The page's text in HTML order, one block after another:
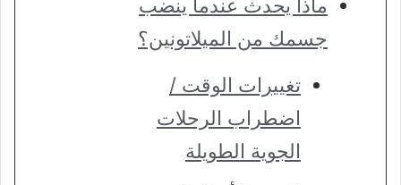
ماذا يحدث عندما ينضب
جسمك من الميلاتونين؟
تغييرات الوقت /
اضطراب الرحلات
الجوية الطويلة